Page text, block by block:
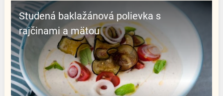
Studená baklažánová polievka s
rajčinami a mätou